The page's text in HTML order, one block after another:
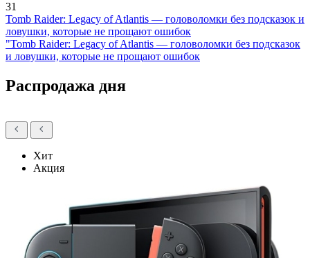
31
Tomb Raider: Legacy of Atlantis — головоломки без подсказок и
ловушки, которые не прощают ошибок
"Tomb Raider: Legacy of Atlantis — головоломки без подсказок
и ловушки, которые не прощают ошибок
Распродажа дня
Хит
Акция